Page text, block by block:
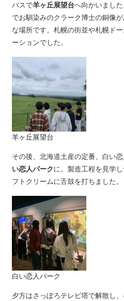
バスで羊ヶ丘展望台へ向かいました
でお馴染みのクラーク博士の銅像
な場所です。札幌の街並や札幌ド
ーションでした。
羊ヶ丘展望台
その後、北海道土産の定番、白い
い恋人パークに。製造工程を見学
フトクリームに舌鼓を打ちました。
白い恋人パーク
夕方はさっぽろテレビ塔で解散し